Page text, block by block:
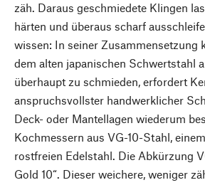
zäh. Daraus geschmiedete Klingen
härten und überaus scharf
wissen: In seiner Zusammensetzung
dem alten japanischen Schwertstahl
überhaupt zu schmieden, erfordert
anspruchsvollster handwerklicher
Deck- oder Mantellagen wiederum
Kochmessern aus VG-10-Stahl,
rostfreien Edelstahl. Die Abkürzung
Gold 10“. Dieser weichere, weniger